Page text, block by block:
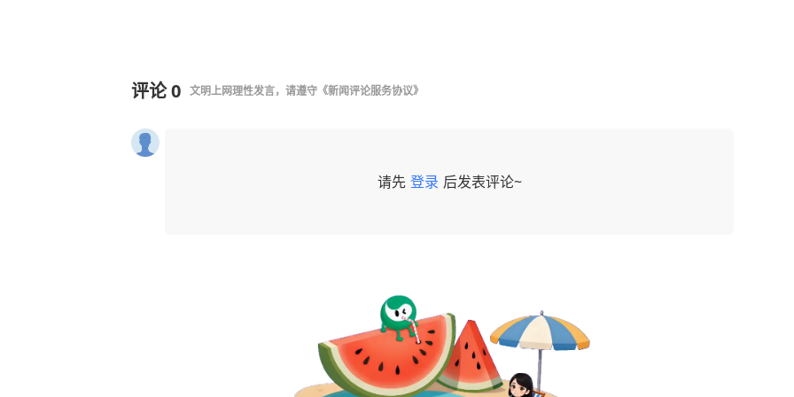
评论0 文明上网理性发言，请遵守 《新闻评论服务协议》
请先 登录 后发表评论~